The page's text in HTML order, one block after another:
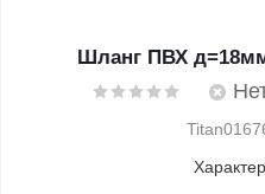
Шланг ПВХ